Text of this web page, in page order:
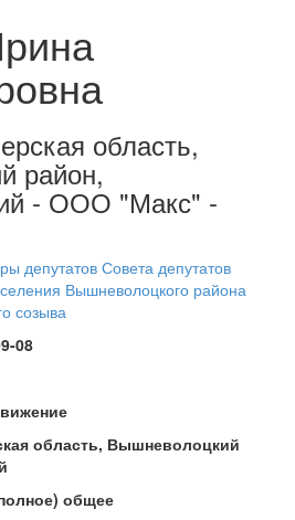
область,
район,
- ООО "Макс" -
депутатов Совета депутатов
Вышневолоцкого района
созыва
08
область, Вышневолоцкий
общее